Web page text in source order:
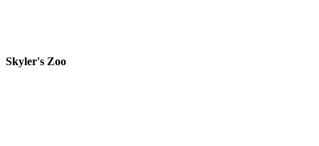
Skyler's Zoo